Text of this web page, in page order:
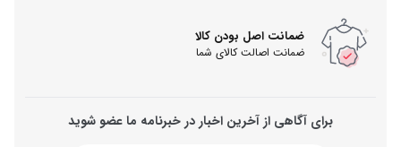
ضمانت اصل بودن کالا
ضمانت اصالت کالای شما
برای آگاهی از آخرین اخبار در خبرنامه ما عضو شوید